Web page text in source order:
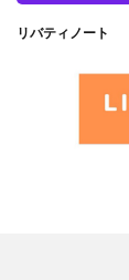
リバティノート